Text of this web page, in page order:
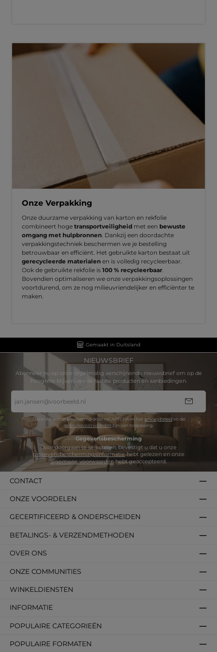
Onze Verpakking
Onze duurzame verpakking van karton en rekfolie
combineert hoge transportveiligheid met een bewuste
omgang met hulpbronnen. Dankzij een doordachte
verpakkingstechniek beschermen we je bestelling
betrouwbaar en efficiënt. Het gebruikte karton bestaat uit
gerecycleerde materialen en is volledig recycleerbaar.
Ook de gebruikte rekfolie is 100 % recycleerbaar.
Bovendien optimaliseren we onze verpakkingsoplossingen
voortdurend, om ze nog milieuvriendelijker en efficiënter te
maken.
Gemaakt in Duitsland
NIEUWSBRIEF
Abonneer nu op onze regelmatig verschijnende nieuwsbrief om op de
hoogtete blijven van de laatste producten en aanbiedingen.
mailadres
*
Deze site wordt beschermd door reCAPTCHA en het privacybeleid en de
gebruiksvoorwaarden zijn van toepassing.
Gegevensbescherming
gegevensbeschermingsinformatie
algemene voorwaardenhebt geaccepteerd.
CONTACT
WINKELDIENSTEN
INFORMATIE
POPULAIRE CATEGORIEËN
POPULAIRE FORMATEN
BETALINGS- & VERZENDMETHODEN
OVER ONS
GECERTIFICEERD & ONDERSCHEIDEN
ONZE VOORDELEN
ONZE COMMUNITIES